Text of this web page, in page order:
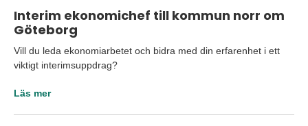
Interim ekonomichef till kommun norr om
Göteborg
Vill du leda ekonomiarbetet och bidra med din erfarenhet i ett
viktigt interimsuppdrag?
Läs mer